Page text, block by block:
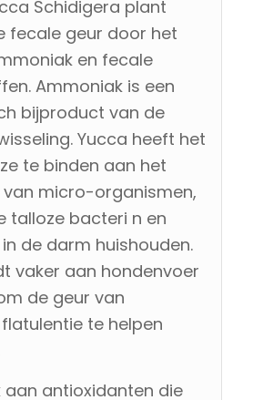
Schidigera plant
fecale geur door het
en fecale
Ammoniak is een
bijproduct van de
Yucca heeft het
te binden aan het
micro-organismen,
talloze bacteri n en
de darm huishouden.
vaker aan hondenvoer
de geur van
te helpen
aan antioxidanten die